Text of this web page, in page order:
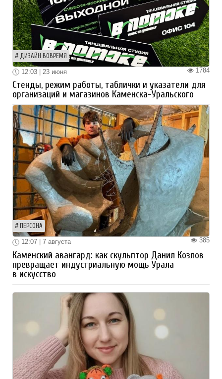
ДИЗАЙН ВОВРЕМЯ
1784
12:03 | 23 июня
Стенды, режим работы, таблички и указатели для
организаций и магазинов Каменска-Уральского
ПЕРСОНА
385
12:07 | 7 августа
Каменский авангард: как скульптор Данил Козлов
превращает индустриальную мощь Урала
в искусство